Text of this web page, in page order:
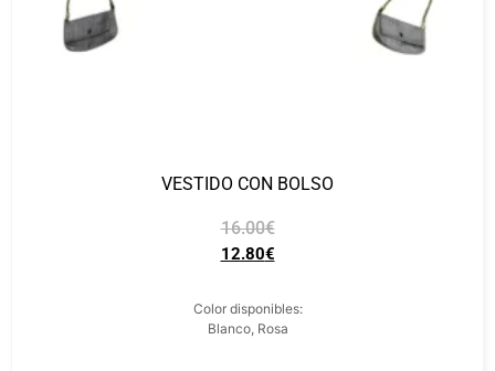
VESTIDO CON BOLSO
16.00€
12.80€
Color disponibles:
Blanco, Rosa